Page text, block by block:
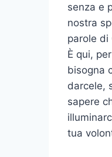
senza e
nostra
parole di
È qui,
bisogna
darcele,
sapere
tua